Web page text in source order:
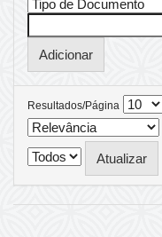
Resultados/Página